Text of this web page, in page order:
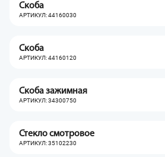
Скоба
АРТИКУЛ: 44160030
Скоба
АРТИКУЛ: 44160120
Скоба зажимная
АРТИКУЛ: 34300750
Стекло смотровое
АРТИКУЛ: 35102230